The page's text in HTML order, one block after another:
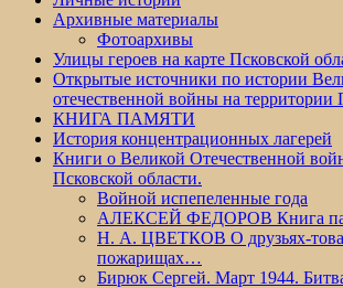
Архивные материалы
Фотоархивы
Улицы героев на карте Псковской
Открытые источники по истории
отечественной войны на территории
КНИГА ПАМЯТИ
История концентрационных лагерей
Книги о Великой Отечественной
Псковской области.
Войной испепеленные года
АЛЕКСЕЙ ФЕДОРОВ Книга
Н. А. ЦВЕТКОВ О друзьях-
пожарищах…
Бирюк Сергей. Март 1944.